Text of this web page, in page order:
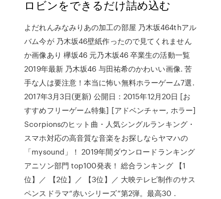
ロビンをできるだけ詰め込む
よだれんみなみりあの加工の部屋 乃木坂464thアル
バム今が 乃木坂46壁紙作ったので見てくれません
か画像あり 欅坂46 元乃木坂46 卒業生の活動一覧
2019年最新 乃木坂46 与田祐希のかわいい画像. 苦
手な人は要注意！本当に怖い無料ホラーゲーム7選.
2017年3月3日(更新) 公開日：2015年12月20日 [お
すすめフリーゲーム特集] [アドベンチャー, ホラー]
Scorpionsのヒット曲・人気シングルランキング・
スマホ対応の高音質な音楽をお探しならヤマハの
「mysound」！ 2019年間ダウンロードランキング
アニソン部門 top100発表！ 総合ランキング 【1
位】／ 【2位】／ 【3位】／ 大映テレビ制作のサス
ペンスドラマ“赤いシリーズ”第2弾。最高30．